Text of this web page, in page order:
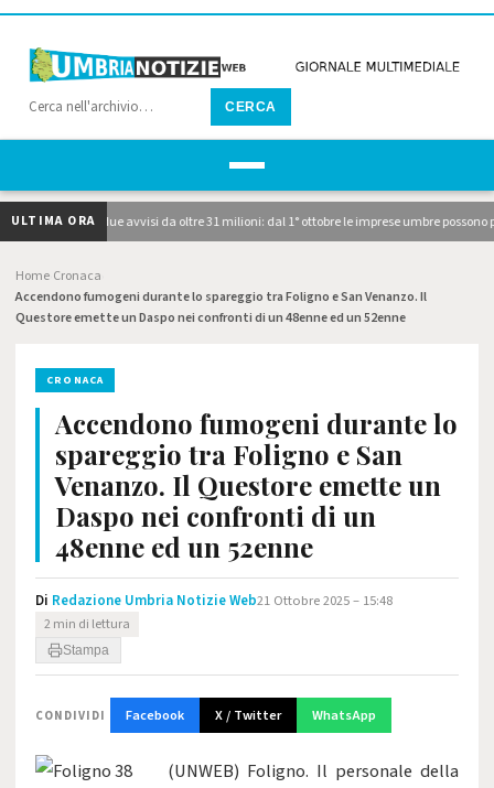
CERCA
ULTIMA ORA
pubblicati i due avvisi da oltre 31 milioni: dal 1° ottobre le imprese umbre possono
Home Cronaca
Accendono fumogeni durante lo spareggio tra Foligno e San Venanzo. Il
Questore emette un Daspo nei confronti di un 48enne ed un 52enne
CRONACA
Accendono fumogeni durante lo
spareggio tra Foligno e San
Venanzo. Il Questore emette un
Daspo nei confronti di un
48enne ed un 52enne
Di Redazione Umbria Notizie Web21 Ottobre 2025 – 15:48
2 min di lettura
Stampa
CONDIVIDI Facebook X / Twitter WhatsApp
(UNWEB) Foligno. Il personale della